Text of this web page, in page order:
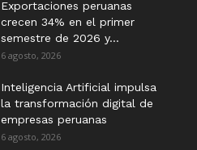
Exportaciones peruanas
crecen 34% en el primer
semestre de 2026 y...
6 agosto, 2026
Inteligencia Artificial impulsa
la transformación digital de
empresas peruanas
6 agosto, 2026